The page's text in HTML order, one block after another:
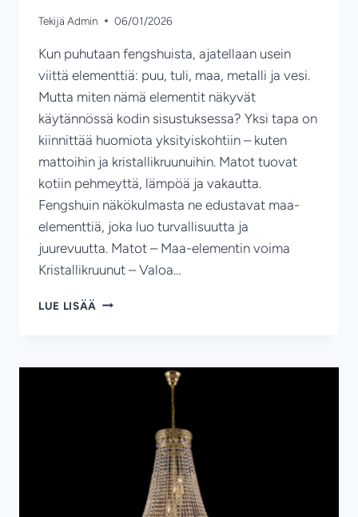
Tekijä Admin 06/01/2026
Kun puhutaan fengshuista, ajatellaan usein
viittä elementtiä: puu, tuli, maa, metalli ja vesi.
Mutta miten nämä elementit näkyvät
käytännössä kodin sisustuksessa? Yksi tapa on
kiinnittää huomiota yksityiskohtiin – kuten
mattoihin ja kristallikruunuihin. Matot tuovat
kotiin pehmeyttä, lämpöä ja vakautta.
Fengshuin näkökulmasta ne edustavat maa-
elementtiä, joka luo turvallisuutta ja
juurevuutta. Matot – Maa-elementin voima
Kristallikruunut – Valoa…
LUE LISÄÄ FENGSHUI
–
KRISTALLIKRUUNUT
KOKONAISUUTTA